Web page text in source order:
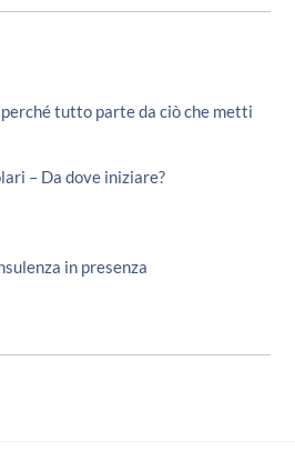
tutto parte da ciò che metti
– Da dove iniziare?
in presenza